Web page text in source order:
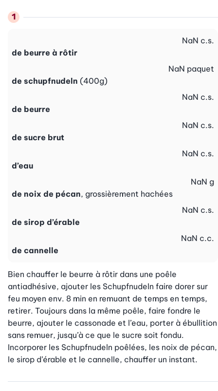
de beurre à rôtir
NaN c.s.
de schupfnudeln (400g)
NaN paquet
de beurre
NaN c.s.
de sucre brut
NaN c.s.
d’eau
NaN c.s.
de noix de pécan, grossièrement hachées
NaN g
de sirop d’érable
NaN c.s.
de cannelle
NaN c.c.
Bien chauffer le beurre à rôtir dans une poêle
antiadhésive, ajouter les Schupfnudeln faire dorer sur
feu moyen env. 8 min en remuant de temps en temps,
retirer. Toujours dans la même poêle, faire fondre le
beurre, ajouter le cassonade et l’eau, porter à ébullition
sans remuer, jusqu’à ce que le sucre soit fondu.
Incorporer les Schupfnudeln poêlées, les noix de pécan,
le sirop d’érable et le cannelle, chauffer un instant.